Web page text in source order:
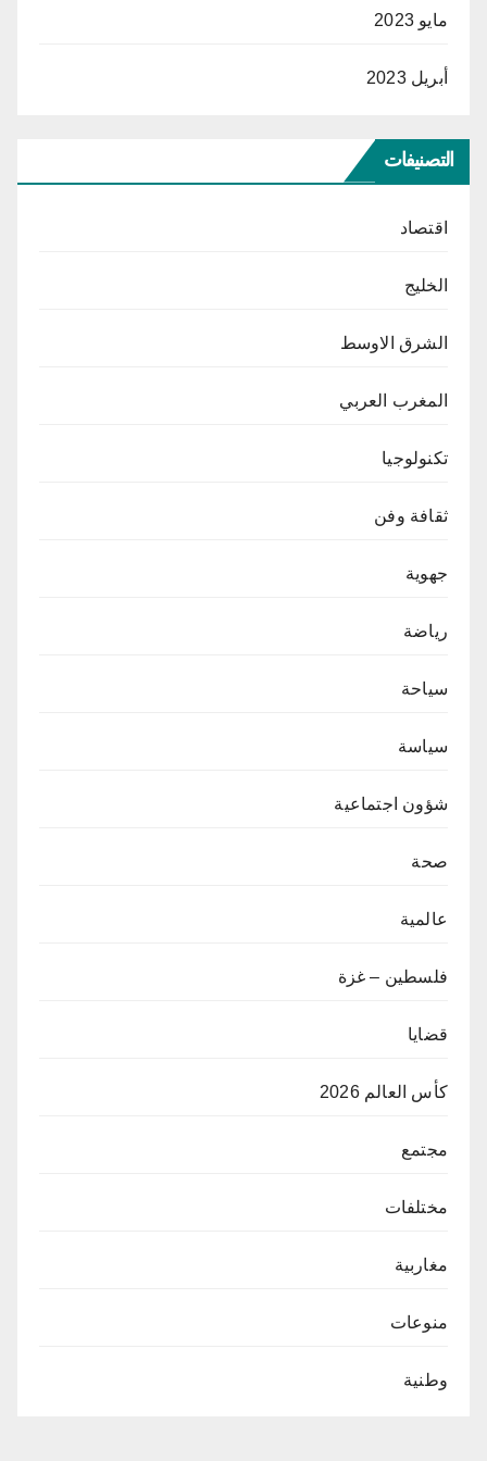
مايو 2023
أبريل 2023
التصنيفات
اقتصاد
الخليج
الشرق الاوسط
المغرب العربي
تكنولوجيا
ثقافة وفن
جهوية
رياضة
سياحة
سياسة
شؤون اجتماعية
صحة
عالمية
فلسطين – غزة
قضايا
كأس العالم 2026
مجتمع
مختلفات
مغاربية
منوعات
وطنية